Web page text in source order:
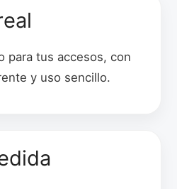
para tus accesos, con
y uso sencillo.